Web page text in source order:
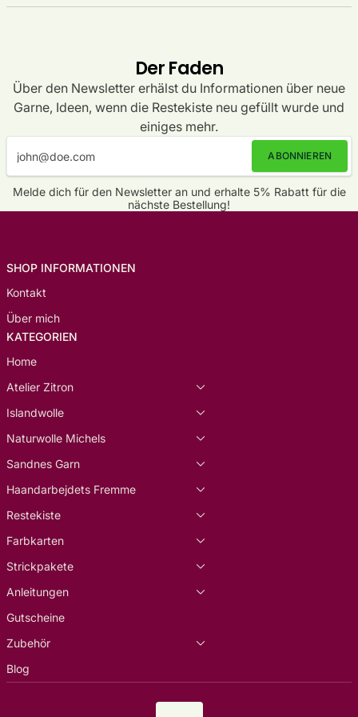
Der Faden
Über den Newsletter erhälst du Informationen über neue
Garne, Ideen, wenn die Restekiste neu gefüllt wurde und
einiges mehr.
ABONNIEREN
Melde dich für den Newsletter an und erhalte 5% Rabatt für die
nächste Bestellung!
SHOP INFORMATIONEN
Kontakt
Über mich
KATEGORIEN
Home
Atelier Zitron
Islandwolle
Naturwolle Michels
Sandnes Garn
Haandarbejdets Fremme
Restekiste
Farbkarten
Strickpakete
Anleitungen
Gutscheine
Zubehör
Blog
Land/Region